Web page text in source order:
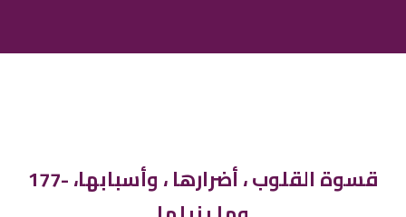
177- قسوة القلوب ، أضرارها ، وأسبابها،